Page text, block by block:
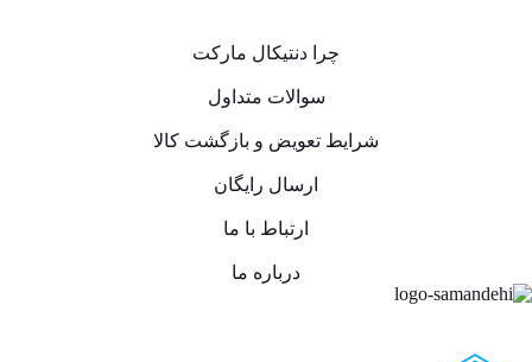
چرا دنتیکال مارکت
سوالات متداول
شرایط تعویض و بازگشت کالا
ارسال رایگان
ارتباط با ما
درباره ما